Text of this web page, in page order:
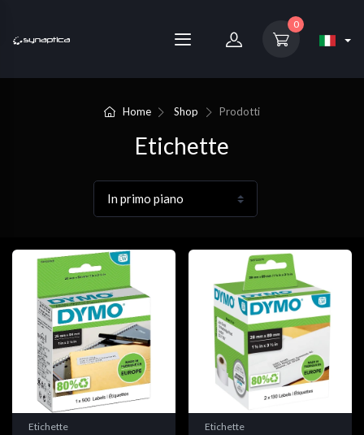
0
Home Shop Prodotti
Etichette
Etichette Etichette